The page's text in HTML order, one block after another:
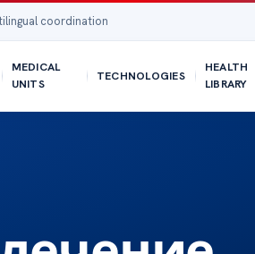
coordination
MEDICAL
UNITS
TECHNOLOGIES
HEALTH
LIBRARY